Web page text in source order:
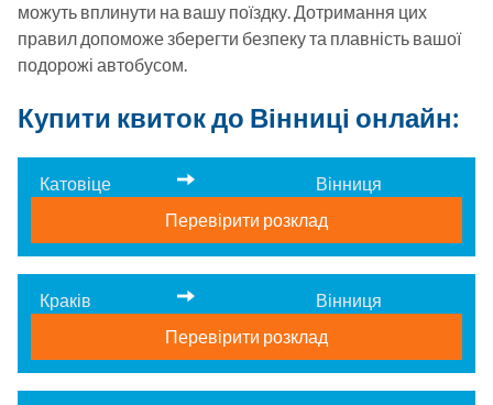
можуть вплинути на вашу поїздку. Дотримання цих
правил допоможе зберегти безпеку та плавність вашої
подорожі автобусом.
Купити квиток до Вінниці онлайн:
Катовіце
Вінниця
Перевірити розклад
Краків
Вінниця
Перевірити розклад